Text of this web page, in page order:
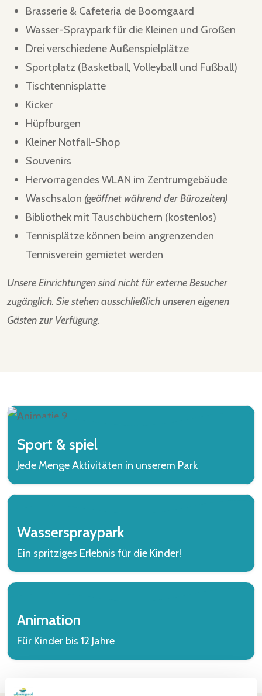
Brasserie & Cafeteria de Boomgaard
Wasser-Spraypark für die Kleinen und Großen
Drei verschiedene Außenspielplätze
Sportplatz (Basketball, Volleyball und Fußball)
Tischtennisplatte
Kicker
Hüpfburgen
Kleiner Notfall-Shop
Souvenirs
Hervorragendes WLAN im Zentrumgebäude
Waschsalon (geöffnet während der Bürozeiten)
Bibliothek mit Tauschbüchern (kostenlos)
Tennisplätze können beim angrenzenden
Tennisverein gemietet werden
Unsere Einrichtungen sind nicht für externe Besucher
zugänglich. Sie stehen ausschließlich unseren eigenen
Gästen zur Verfügung.
Sport & spiel
Jede Menge Aktivitäten in unserem Park
Wasserspraypark
Ein spritziges Erlebnis für die Kinder!
Animation
Für Kinder bis 12 Jahre